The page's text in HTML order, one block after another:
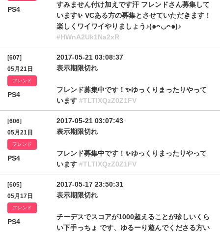
PS4
すみません付け加えです汗 フレンドさん募集して
います✨ VCある方の募集とさせていただきます！
楽しくワイワイやりましょう♪(๑ᴖ◡ᴖ๑)♪
#HWnA2Uk1Na2xR
[607]
05月21日
フレンド
PS4
2017-05-21 03:08:37
表示期限切れ
フレンド募集中です！✨ゆっくりまったりやって
います #TLTlXQzZ0Z1FV
[606]
05月21日
フレンド
PS4
2017-05-21 03:07:43
表示期限切れ
フレンド募集中です！✨ゆっくりまったりやって
います #TLTlXQzZ0Z1FV
[605]
05月17日
フレンド
PS4
2017-05-17 23:50:31
表示期限切れ
チーデスでスコアが1000超えることが珍しいくら
い下手っちょ です、ゆるーり遊んでくださる方い